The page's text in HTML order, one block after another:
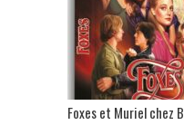
Foxes et Muriel chez